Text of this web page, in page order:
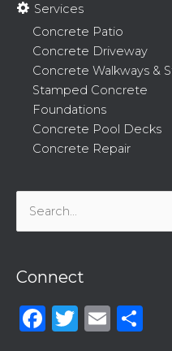
Services
Concrete Patio
Concrete Driveway
Concrete Walkways &
Stamped Concrete
Foundations
Concrete Pool Decks
Concrete Repair
Search
for:
Connect
Facebook
Twitter
Email